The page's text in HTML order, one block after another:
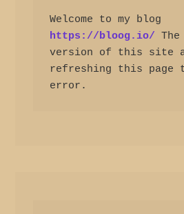
https://bloog.io/
version of this site
refreshing this
error.